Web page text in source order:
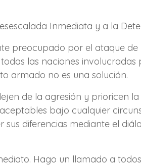
Inmediata y a la
preocupado por el ataque
las naciones
armado no es una solución.
de la agresión y prioricen
bajo cualquier
diferencias mediante el
Hago un llamado a